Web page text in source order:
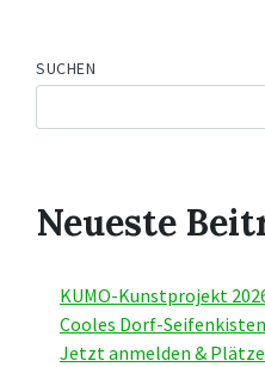
SUCHEN
Neueste
KUMO-Kunstprojekt
Cooles Dorf-
Jetzt anmelden &